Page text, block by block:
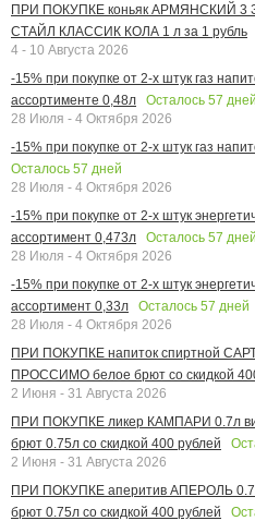
ПРИ ПОКУПКЕ коньяк АРМЯНСКИЙ 3
СТАЙЛ КЛАССИК КОЛА 1 л за 1 рубль
4 - 10 Августа 2026
-15% при покупке от 2-х штук газ
ассортименте 0,48л
Осталось 57 дней
28 Июля - 4 Октября 2026
-15% при покупке от 2-х штук газ
Осталось 57 дней
28 Июля - 4 Октября 2026
-15% при покупке от 2-х штук
ассортимент 0,473л
Осталось 57 дней
28 Июля - 4 Октября 2026
-15% при покупке от 2-х штук
ассортимент 0,33л
Осталось 57 дней
28 Июля - 4 Октября 2026
ПРИ ПОКУПКЕ напиток спиртной
ПРОССИМО белое брют со скидкой
2 Июня - 31 Августа 2026
ПРИ ПОКУПКЕ ликер КАМПАРИ 0.7л
брют 0.75л со скидкой 400 рублей
2 Июня - 31 Августа 2026
ПРИ ПОКУПКЕ аперитив АПЕРОЛЬ
брют 0.75л со скидкой 400 рублей